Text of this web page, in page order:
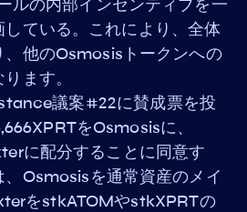
ルの内部インセンティブを一
ている。これにより、全体
、他のOsmosisトークンへの
ます。
議案#22に賛成票を投
をOsmosisに、
に配分することに同意す
、Osmosisを通常資産のメイ
をstkATOMやstkXPRTの